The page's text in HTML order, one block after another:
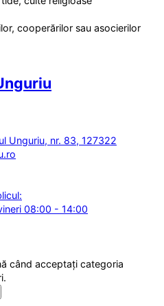
cooperărilor sau asocierilor
Unguriu, nr. 83, 127322
08:00 - 14:00
când acceptați categoria